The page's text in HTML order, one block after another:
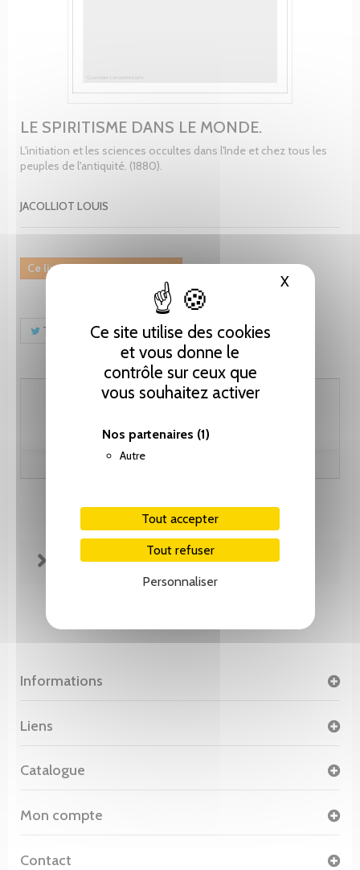
Ce site utilise des cookies
et vous donne le
contrôle sur ceux que
vous souhaitez activer
Nos partenaires (1)
Autre
Tout accepter
Tout refuser
Personnaliser
XMasquer
LE SPIRITISME DANS LE MONDE.
L'initiation et les sciences occultes dans l'Inde et chez tous les
peuples de l'antiquité. (1880).
JACOLLIOT LOUIS
Ce livre n'est plus disponible
Tweet Partager Pinterest
25.65 CHF
FICHE TECHNIQUE
Informations
Liens
Catalogue
Mon compte
Contact